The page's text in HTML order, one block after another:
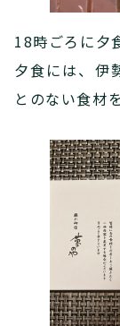
18時ごろに夕
夕食には、伊
とのない食材